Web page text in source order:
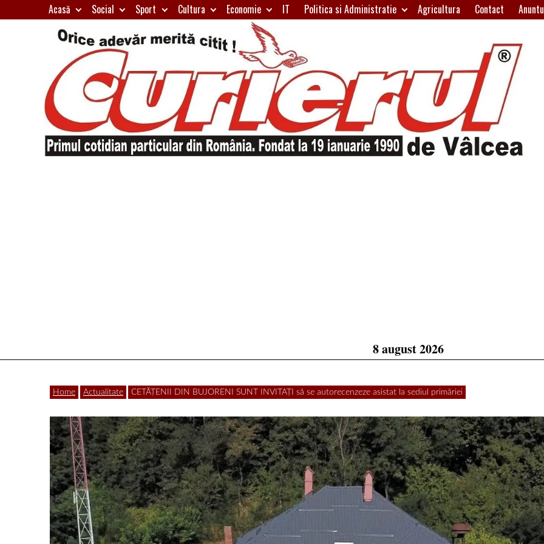
to
Acasă Social Sport Cultura Economie IT Politica si Administratie Agricultura Contact
8 august 2026
Home Actualitate CETĂȚENII DIN BUJORENI SUNT INVITAȚI să se autorecenzeze asistat la sediul primăriei